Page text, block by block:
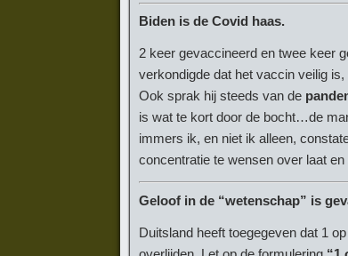
Biden is de Covid haas.
2 keer gevaccineerd en twee keer
verkondigde dat het vaccin veilig
Ook sprak hij steeds van de
is wat te kort door de bocht…de
immers ik, en niet ik alleen,
concentratie te wensen over laat
Geloof in de “wetenschap” is
Duitsland heeft toegegeven dat 1